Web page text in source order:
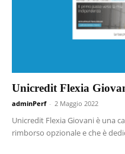
Unicredit Flexia
adminPerf - 2 Maggio 2022
Unicredit Flexia Giovani è una
rimborso opzionale e che è